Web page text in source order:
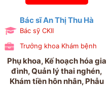
Bác sĩ An Thị Thu Hà
Bác sỹ CKII
Trưởng khoa Khám bệnh
Phụ khoa, Kế hoạch hóa gia
đình, Quản lý thai nghén,
Khám tiền hôn nhân, Phẫu